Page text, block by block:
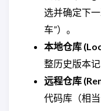
选并确定下
车”）。
本地仓库
整历史版本记
远程仓库
代码库（相当